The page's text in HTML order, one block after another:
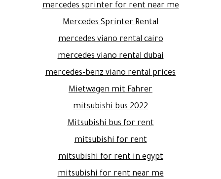
mercedes sprinter for rent near me
Mercedes Sprinter Rental
mercedes viano rental cairo
mercedes viano rental dubai
mercedes-benz viano rental prices
Mietwagen mit Fahrer
mitsubishi bus 2022
Mitsubishi bus for rent
mitsubishi for rent
mitsubishi for rent in egypt
mitsubishi for rent near me